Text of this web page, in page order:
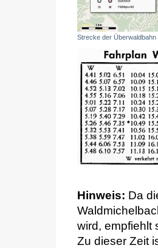
Strecke der Überwaldbahn
Hinweis: Da
wird, empfiehlt
Zu dieser Zeit